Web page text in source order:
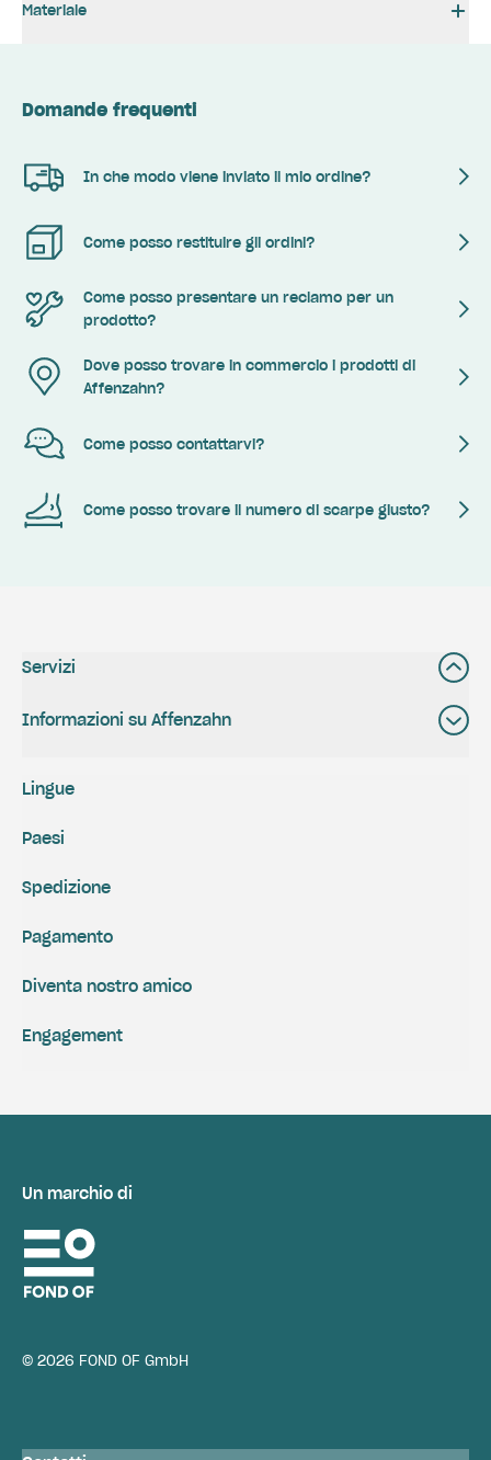
Materiale
Domande frequenti
In che modo viene inviato il mio ordine?
Come posso restituire gli ordini?
Come posso presentare un reclamo per un
prodotto?
Dove posso trovare in commercio i prodotti di
Affenzahn?
Come posso contattarvi?
Come posso trovare il numero di scarpe giusto?
Servizi
Informazioni su Affenzahn
Spedizione
Pagamento
Engagement
Diventa nostro amico
Lingue
Paesi
Un marchio di
© 2026 FOND OF GmbH